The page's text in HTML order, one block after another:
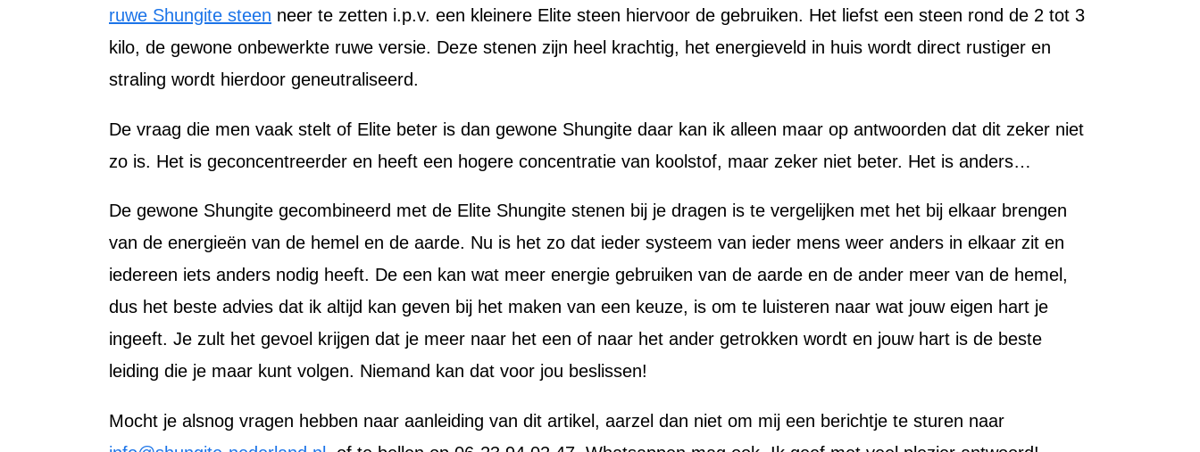
ruwe Shungite steen neer te zetten i.p.v. een kleinere Elite steen hiervoor de gebruiken. Het liefst een steen rond de 2 tot 3
kilo, de gewone onbewerkte ruwe versie. Deze stenen zijn heel krachtig, het energieveld in huis wordt direct rustiger en
straling wordt hierdoor geneutraliseerd.
De vraag die men vaak stelt of Elite beter is dan gewone Shungite daar kan ik alleen maar op antwoorden dat dit zeker niet
zo is. Het is geconcentreerder en heeft een hogere concentratie van koolstof, maar zeker niet beter. Het is anders…
De gewone Shungite gecombineerd met de Elite Shungite stenen bij je dragen is te vergelijken met het bij elkaar brengen
van de energieën van de hemel en de aarde. Nu is het zo dat ieder systeem van ieder mens weer anders in elkaar zit en
iedereen iets anders nodig heeft. De een kan wat meer energie gebruiken van de aarde en de ander meer van de hemel,
dus het beste advies dat ik altijd kan geven bij het maken van een keuze, is om te luisteren naar wat jouw eigen hart je
ingeeft. Je zult het gevoel krijgen dat je meer naar het een of naar het ander getrokken wordt en jouw hart is de beste
leiding die je maar kunt volgen. Niemand kan dat voor jou beslissen!
Mocht je alsnog vragen hebben naar aanleiding van dit artikel, aarzel dan niet om mij een berichtje te sturen naar